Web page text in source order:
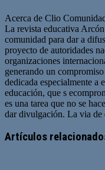
Acerca de Clio
La revista educativa
comunidad para dar a
proyecto de autoridades
organizaciones
generando un
dedicada especialmente a
educación, que s
es una tarea que no se
dar divulgación. La via de
web
Artículos